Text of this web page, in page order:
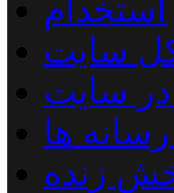
استخدام
سایت
در سایت
ها
زنده